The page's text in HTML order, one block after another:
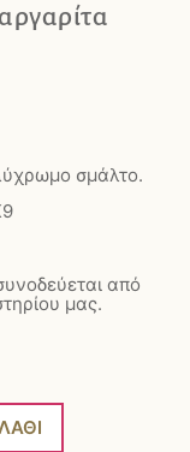
σμάλτο.
από
μας.